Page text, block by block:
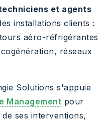
et agents
installations clients :
aéro-réfrigérantes
réseaux
Solutions s'appuie
Management pour
ses interventions,